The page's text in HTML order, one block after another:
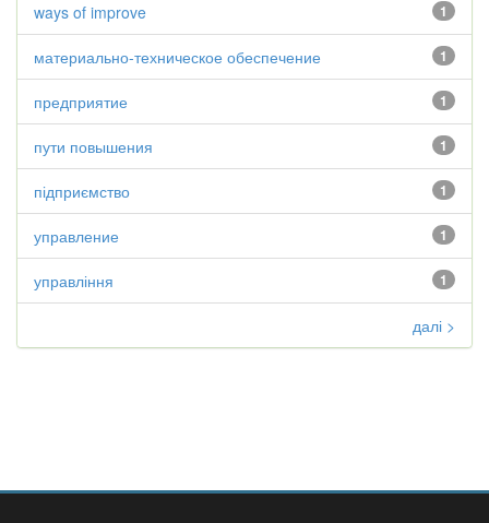
1
ways of improve
1
материально-техническое обеспечение
1
предприятие
1
пути повышения
1
підприємство
1
управление
1
управління
далі >